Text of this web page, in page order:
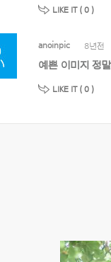
LIKE IT ( 0 )
anoinpic 8년전
예쁜 이미지 정
LIKE IT ( 0 )